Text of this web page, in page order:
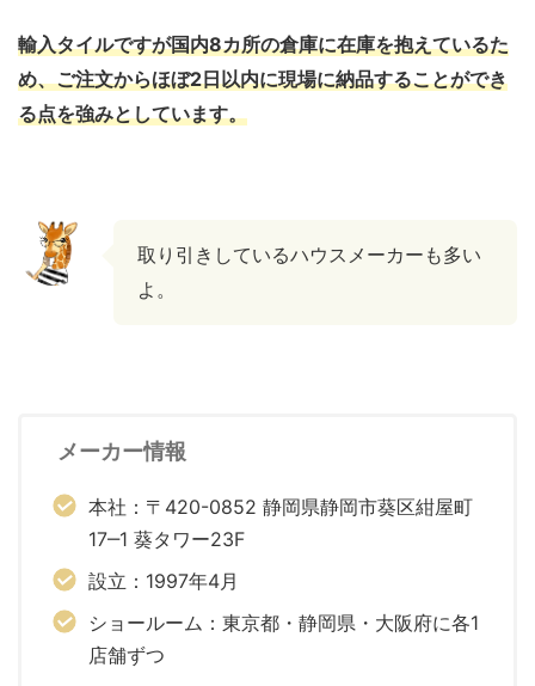
輸入タイルですが国内8カ所の倉庫に在庫を抱えているた
め、ご注文からほぼ2日以内に現場に納品することができ
る点を強みとしています。
取り引きしているハウスメーカーも多い
よ。
メーカー情報
本社：〒420-0852 静岡県静岡市葵区紺屋町
17‒1 葵タワー23F
設立：1997年4⽉
ショールーム：東京都・静岡県・大阪府に各1
店舗ずつ